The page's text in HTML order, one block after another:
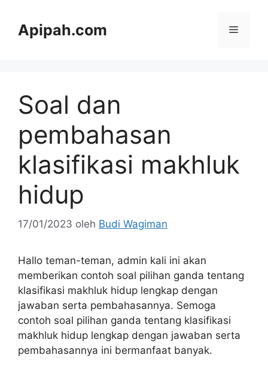
Apipah.com Menu
Soal dan
pembahasan
klasifikasi makhluk
hidup
17/01/2023 oleh Budi Wagiman
Hallo teman-teman, admin kali ini akan
memberikan contoh soal pilihan ganda tentang
klasifikasi makhluk hidup lengkap dengan
jawaban serta pembahasannya. Semoga
contoh soal pilihan ganda tentang klasifikasi
makhluk hidup lengkap dengan jawaban serta
pembahasannya ini bermanfaat banyak.